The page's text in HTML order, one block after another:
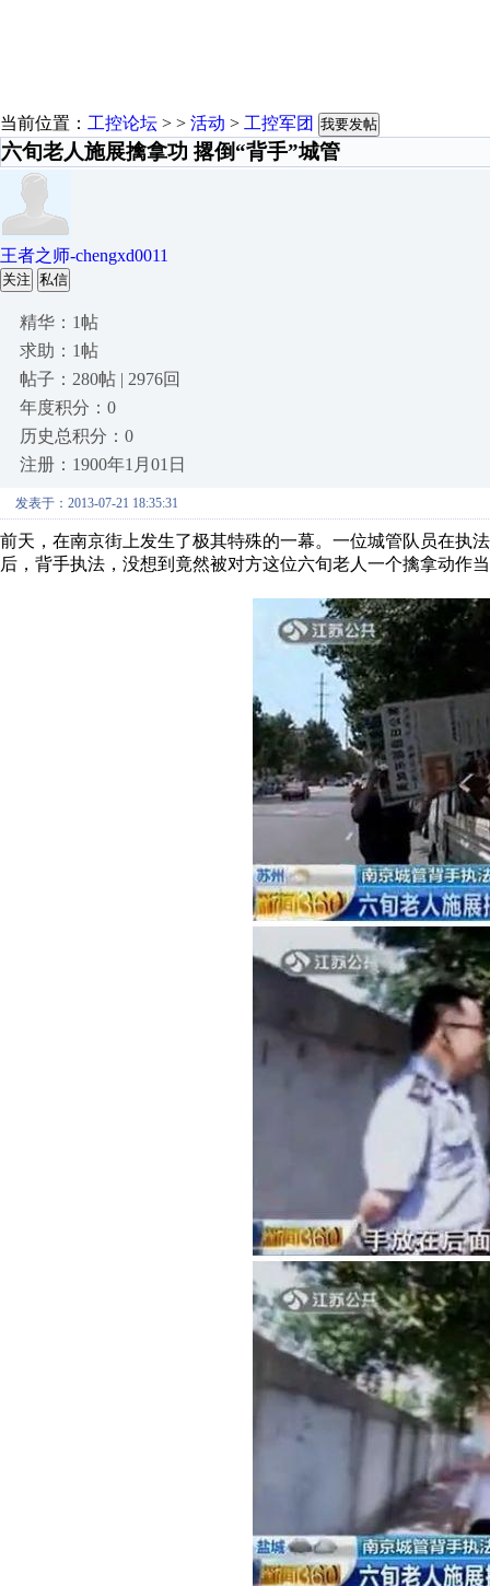
当前位置： 工控论坛 > > 活动 > 工控军团 我要发帖
六旬老人施展擒拿功 撂倒“背手”城管
王者之师-chengxd0011
关注 私信
精华：1帖
求助：1帖
帖子：280帖 | 2976回
年度积分：0
历史总积分：0
注册：1900年1月01日
发表于：2013-07-21 18:35:31
前天，在南京街上发生了极其特殊的一幕。一位城管队员在执
后，背手执法，没想到竟然被对方这位六旬老人一个擒拿动作